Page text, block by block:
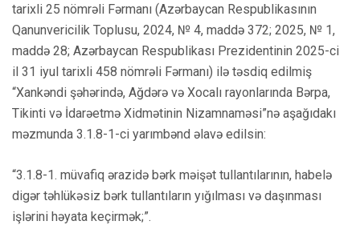
tarixli 25 nömrəli Fərmanı (Azərbaycan Respublikasının
Qanunvericilik Toplusu, 2024, № 4, maddə 372; 2025, № 1,
maddə 28; Azərbaycan Respublikası Prezidentinin 2025-ci
il 31 iyul tarixli 458 nömrəli Fərmanı) ilə təsdiq edilmiş
“Xankəndi şəhərində, Ağdərə və Xocalı rayonlarında Bərpa,
Tikinti və İdarəetmə Xidmətinin Nizamnaməsi”nə aşağıdakı
məzmunda 3.1.8-1-ci yarımbənd əlavə edilsin:
“3.1.8-1. müvafiq ərazidə bərk məişət tullantılarının, habelə
digər təhlükəsiz bərk tullantıların yığılması və daşınması
işlərini həyata keçirmək;”.